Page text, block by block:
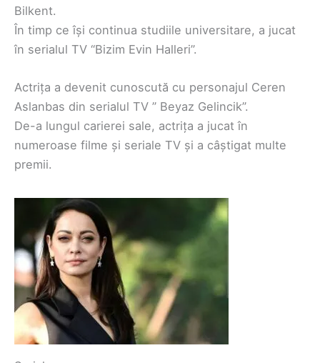
Bilkent.
În timp ce își continua studiile universitare, a jucat
în serialul TV “Bizim Evin Halleri”.
Actrița a devenit cunoscută cu personajul Ceren
Aslanbas din serialul TV ” Beyaz Gelincik”.
De-a lungul carierei sale, actrița a jucat în
numeroase filme și seriale TV și a câștigat multe
premii.